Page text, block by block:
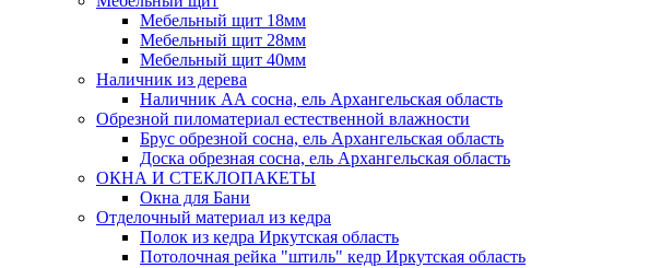
Мебельный щит 18мм
Мебельный щит 28мм
Мебельный щит 40мм
Наличник из дерева
Наличник АА сосна, ель Архангельская область
Обрезной пиломатериал естественной влажности
Брус обрезной сосна, ель Архангельская область
Доска обрезная сосна, ель Архангельская область
ОКНА И СТЕКЛОПАКЕТЫ
Окна для Бани
Отделочный материал из кедра
Полок из кедра Иркутская область
Потолочная рейка "штиль" кедр Иркутская область